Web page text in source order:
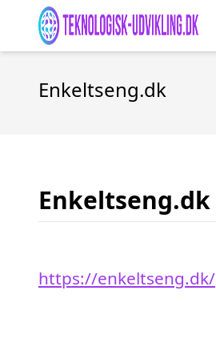
Enkeltseng.dk
Enkeltseng.dk
https://enkeltseng.dk/